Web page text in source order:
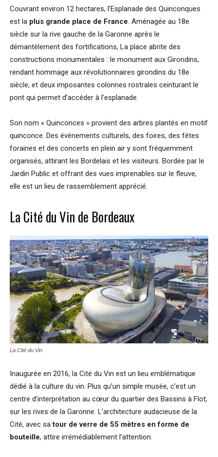
Couvrant environ 12 hectares, l’Esplanade des Quinconques
est la plus grande place de France . Aménagée au 18e
siècle sur la rive gauche de la Garonne après le
démantèlement des fortifications, La place abrite des
constructions monumentales : le monument aux Girondins,
rendant hommage aux révolutionnaires girondins du 18e
siècle, et deux imposantes colonnes rostrales ceinturant le
pont qui permet d’accéder à l’esplanade.
Son nom « Quinconces » provient des arbres plantés en motif
quinconce. Des événements culturels, des foires, des fêtes
foraines et des concerts en plein air y sont fréquemment
organisés, attirant les Bordelais et les visiteurs. Bordée par le
Jardin Public et offrant des vues imprenables sur le fleuve,
elle est un lieu de rassemblement apprécié.
La Cité du Vin de Bordeaux
La Cité du Vin
Inaugurée en 2016, la Cité du Vin est un lieu emblématique
dédié à la culture du vin. Plus qu’un simple musée, c’est un
centre d’interprétation au cœur du quartier des Bassins à Flot,
sur les rives de la Garonne. L’architecture audacieuse de la
Cité, avec satour de verre de 55 mètres en forme de
bouteille, attire irrémédiablement l’attention.